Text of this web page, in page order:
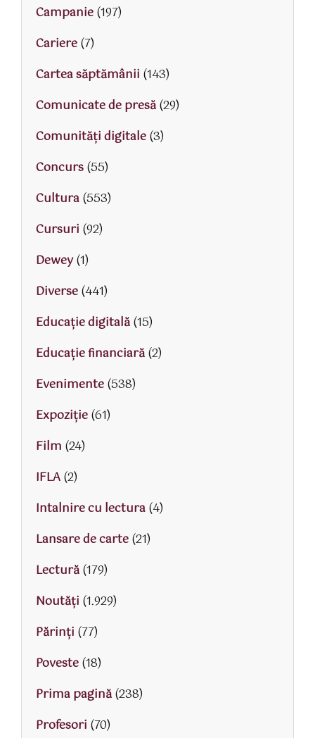
Campanie(197)
Cariere(7)
Cartea săptămânii (143)
Comunicate de presă(29)
Comunități digitale(3)
Concurs(55)
Cultura(553)
Cursuri (92)
Dewey(1)
Diverse(441)
Educaţie digitală(15)
Educaţie financiară(2)
Evenimente(538)
Expoziție(61)
Film (24)
IFLA(2)
Intalnire cu lectura(4)
Lansare de carte(21)
Lectură(179)
Noutăți (1.929)
Părinţi (77)
Poveste(18)
Prima pagină(238)
Profesori (70)